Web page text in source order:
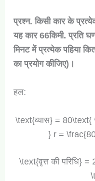
प्रश्न. किसी कार के
यह कार 66किमी. प्रति
मिनट में प्रत्येक पहिया
का प्रयोग कीजिए)।
हल:
\text{व्यास} = 80\text{
} r =
\text{वृत्त की परिधि}